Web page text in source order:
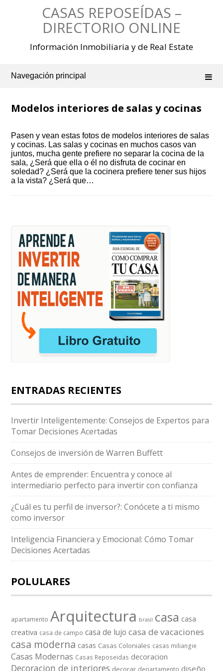
CASAS REPOSEÍDAS –
DIRECTORIO ONLINE
Información Inmobiliaria y de Real Estate
Navegación principal
Modelos interiores de salas y cocinas
Pasen y vean estas fotos de modelos interiores de salas
y cocinas. Las salas y cocinas en muchos casos van
juntos, mucha gente prefiere no separar la cocina de la
sala, ¿Será que ella o él no disfruta de cocinar en
soledad? ¿Será que la cocinera prefiere tener sus hijos
a la vista? ¿Será que…
ENTRADAS RECIENTES
Invertir Inteligentemente: Consejos de Expertos para
Tomar Decisiones Acertadas
Consejos de inversión de Warren Buffett
Antes de emprender: Encuentra y conoce al
intermediario perfecto para invertir con confianza
¿Cuál es tu perfil de inversor?: Conócete a ti mismo
como inversor
Inteligencia Financiera y Emocional: Cómo Tomar
Decisiones Acertadas
POLULARES
apartamento Arquitectura brasil casa casa
creativa casa de campo casa de lujo casa de vacaciones
casa moderna casas Casas Coloniales casas miliangie
Casas Modernas Casas Reposeidas decoracion
Decoracion de interiores decorar departamento diseño